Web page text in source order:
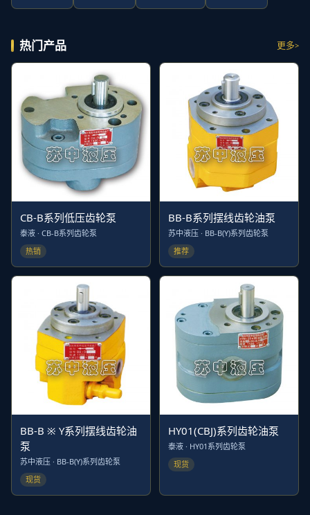
热门产品 更多
CB-B系列低压齿轮泵
泰液 · CB-B系列齿轮泵
热销
BB-B系列摆线齿轮油泵
苏中液压 · BB-B(Y)系列齿轮泵
推荐
BB-B ※ Y系列摆线齿轮油
泵
苏中液压 · BB-B(Y)系列齿轮泵
现货
HY01(CBJ)系列齿轮油泵
泰液 · HY01系列齿轮泵
现货